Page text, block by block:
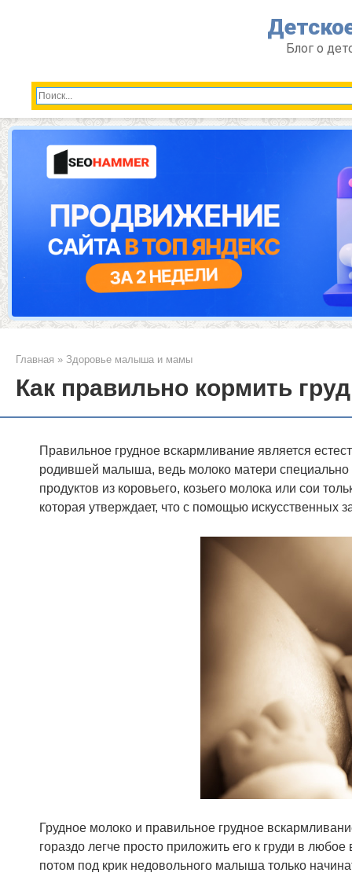
Блог о
Главная » Здоровье малыша и мамы
Как правильно кормить
Правильное грудное вскармливание является
родившей малыша, ведь молоко матери специально
продуктов из коровьего, козьего молока или сои
которая утверждает, что с помощью искусственных
Грудное молоко и правильное грудное
гораздо легче просто приложить его к груди в
потом под крик недовольного малыша только